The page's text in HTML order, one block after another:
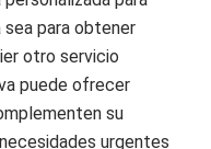
para obtener
otro servicio
puede ofrecer
su
urgentes